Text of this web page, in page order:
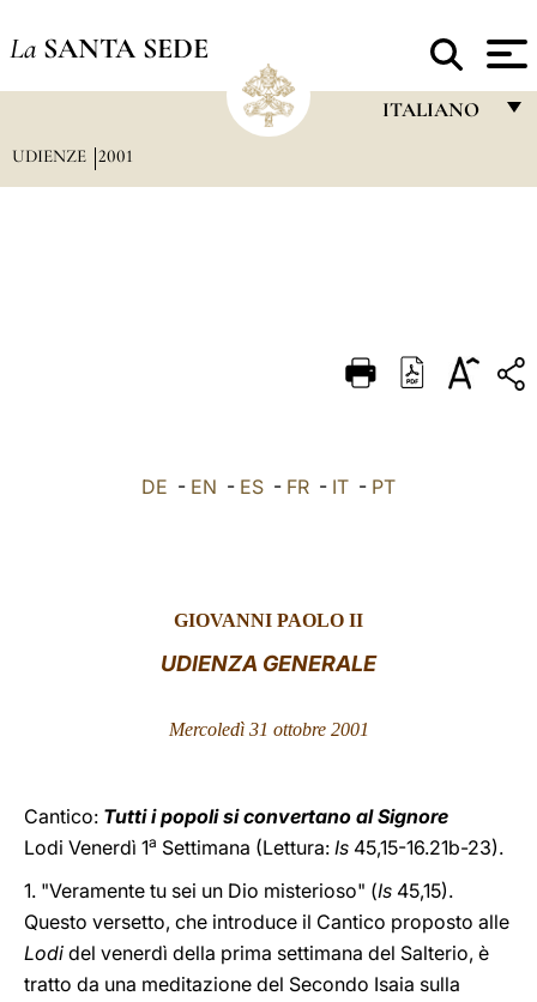
La SANTA SEDE
ITALIANO
DEUTSCH
العربيّة
UDIENZE 2001
DE - EN - ES - FR - IT - PT
GIOVANNI PAOLO II
UDIENZA GENERALE
Mercoledì 31 ottobre 2001
Cantico: Tutti i popoli si convertano al Signore
Lodi Venerdì 1a Settimana (Lettura: Is 45,15-16.21b-23).
1. "Veramente tu sei un Dio misterioso" (Is 45,15).
Questo versetto, che introduce il Cantico proposto alle
Lodi del venerdì della prima settimana del Salterio, è
tratto da una meditazione del Secondo Isaia sulla